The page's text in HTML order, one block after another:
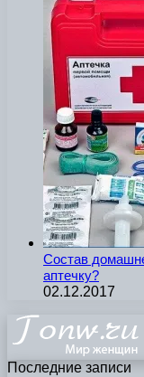
Состав
аптечку?
02.12.2017
Последние записи